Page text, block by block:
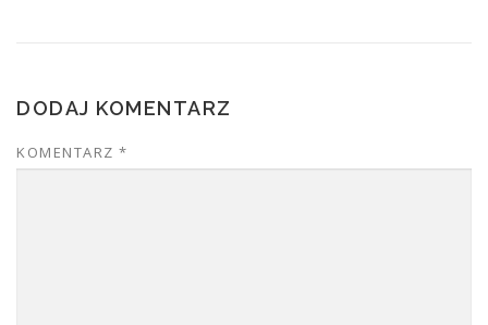
DODAJ KOMENTARZ
KOMENTARZ *